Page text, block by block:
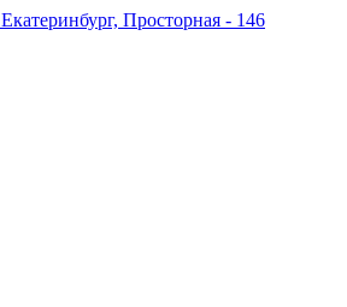
Екатеринбург, Просторная - 146